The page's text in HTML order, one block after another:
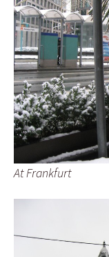
At Frankfurt